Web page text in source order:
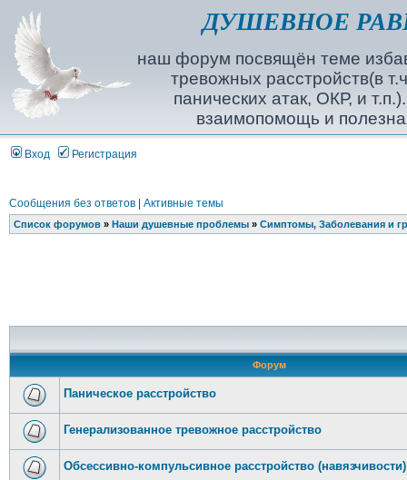
ДУШЕВНОЕ
наш форум посвящён теме
тревожных расстройств(в
панических атак, ОКР, и
взаимопомощь и
Вход Регистрация
Сообщения без ответов| Активные темы
Список форумов» Наши душевные проблемы» Симптомы, Заболевания и
Форум
Паническое расстройство
Генерализованное тревожное расстройство
Обсессивно-компульсивное расстройство (навязчивости)